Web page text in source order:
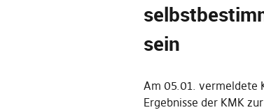
sein
Am 05.01. vermeldete
Ergebnisse der KMK